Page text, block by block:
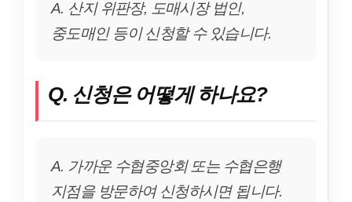
A. 산지 위판장, 도매시장 법인,
중도매인 등이 신청할 수 있습니다.
Q. 신청은 어떻게 하나요?
A. 가까운 수협중앙회 또는 수협은행
지점을 방문하여 신청하시면 됩니다.